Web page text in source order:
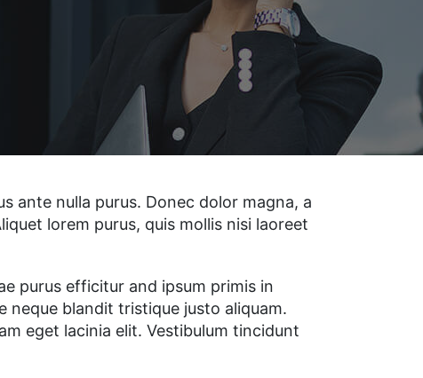
ante nulla purus. Donec dolor magna, a
lorem purus, quis mollis nisi laoreet
purus efficitur and ipsum primis in
neque blandit tristique justo aliquam.
eget lacinia elit. Vestibulum tincidunt